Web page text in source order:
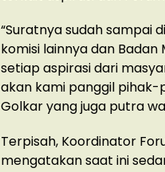
“Suratnya sudah sampai
komisi lainnya dan Badan
setiap aspirasi dari
akan kami panggil pihak-
Golkar yang juga putra
Terpisah, Koordinator
mengatakan saat ini